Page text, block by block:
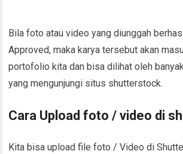
Bila foto atau video yang diunggah
Approved, maka karya tersebut akan
portofolio kita dan bisa dilihat oleh
yang mengunjungi situs shutterstock.
Cara Upload foto / video di
Kita bisa upload file foto / Video di